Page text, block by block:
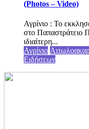
(Photos – Video)
Αγρίνιο : Το
στο Παπαστράτειο
ιδιαίτερη...
Αγρίνιο
Ειδήσεων